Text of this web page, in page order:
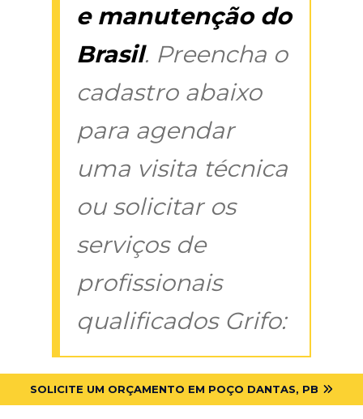
e manutenção do
Brasil. Preencha o
cadastro abaixo
para agendar
uma visita técnica
ou solicitar os
serviços de
profissionais
qualificados Grifo:
SOLICITE UM ORÇAMENTO EM POÇO DANTAS, PB